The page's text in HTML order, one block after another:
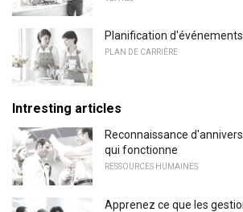
Planification d'événements
PLAN DE CARRIÈRE
Intresting articles
Reconnaissance
qui fonctionne
RESSOURCES HUMAINES
Apprenez ce que les